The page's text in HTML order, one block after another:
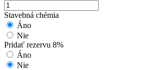
Stavebná chémia
Áno
Nie
Pridať rezervu 8%
Áno
Nie